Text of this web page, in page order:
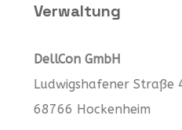
Verwaltung
DellCon GmbH
Ludwigshafener Straße 4
68766 Hockenheim